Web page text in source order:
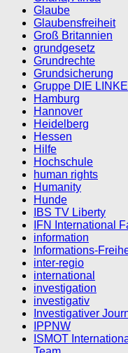
Glaube
Glaubensfreiheit
Groß Britannien
grundgesetz
Grundrechte
Grundsicherung
Gruppe DIE LINKE
Hamburg
Hannover
Heidelberg
Hessen
Hilfe
Hochschule
human rights
Humanity
Hunde
IBS TV Liberty
IFN International
information
Informations-
inter-regio
international
investigation
investigativ
Investigativer
IPPNW
ISMOT